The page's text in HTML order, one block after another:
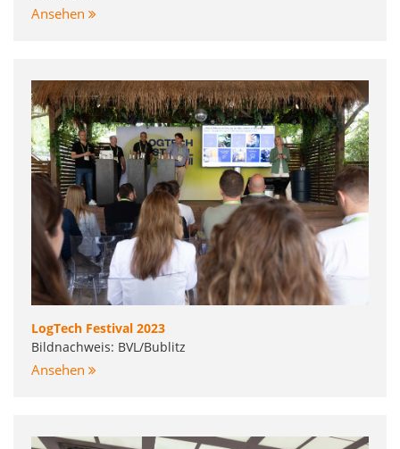
Ansehen
LogTech Festival 2023
Bildnachweis: BVL/Bublitz
Ansehen